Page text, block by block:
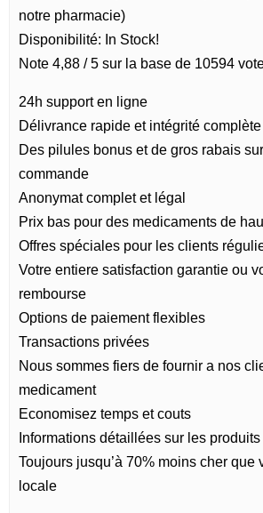
notre pharmacie)
Disponibilité: In Stock!
Note 4,88 / 5 sur la base de 10594
24h support en ligne
Délivrance rapide et intégrité complète
Des pilules bonus et de gros rabais
commande
Anonymat complet et légal
Prix bas pour des medicaments de
Offres spéciales pour les clients
Votre entiere satisfaction garantie ou
rembourse
Options de paiement flexibles
Transactions privées
Nous sommes fiers de fournir a nos
medicament
Economisez temps et couts
Informations détaillées sur les
Toujours jusqu’à 70% moins cher que
locale